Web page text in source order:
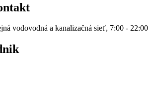
vodovodná a kanalizačná sieť, 7:00 - 22:00